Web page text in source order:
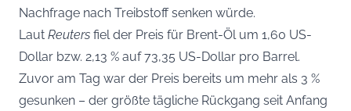
Nachfrage nach Treibstoff senken würde.
Laut Reuters fiel der Preis für Brent-Öl um 1,60 US-
Dollar bzw. 2,13 % auf 73,35 US-Dollar pro Barrel.
Zuvor am Tag war der Preis bereits um mehr als 3 %
gesunken – der größte tägliche Rückgang seit Anfang